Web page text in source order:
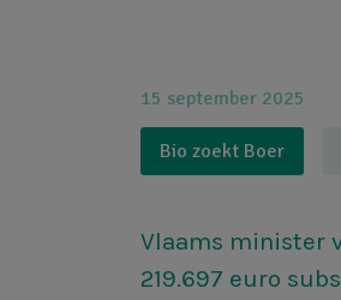
15 september 2025
Bio zoekt Boer
Vlaams minister
219.697 euro